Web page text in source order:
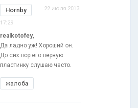
Hornby 22 июля 2013
17:29
realkotofey,
Да ладно уж! Хороший он.
До сих пор его первую
пластинку слушаю часто.
жалоба